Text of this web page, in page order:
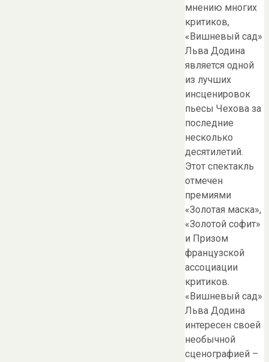
мнению многих
критиков,
«Вишневый сад»
Льва Додина
является одной
из лучших
инсценировок
пьесы Чехова за
последние
несколько
десятилетий.
Этот спектакль
отмечен
премиями
«Золотая маска»,
«Золотой софит»
и Призом
французской
ассоциации
критиков.
«Вишневый сад»
Льва Додина
интересен своей
необычной
сценографией –